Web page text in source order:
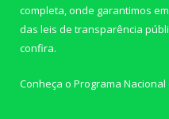
completa, onde garantimos
das leis de transparência
confira.
Conheça o Programa